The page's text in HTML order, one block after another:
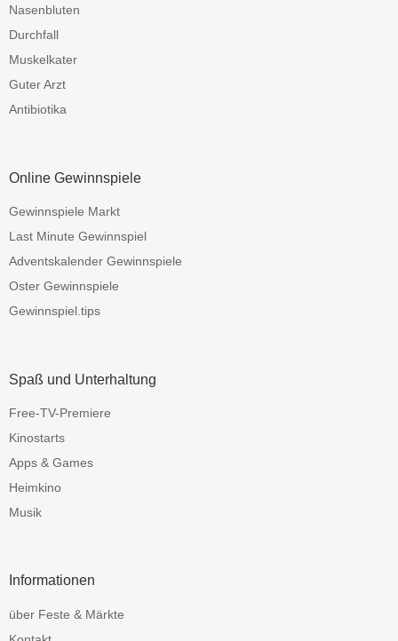
Nasenbluten
Durchfall
Muskelkater
Guter Arzt
Antibiotika
Online Gewinnspiele
Gewinnspiele Markt
Last Minute Gewinnspiel
Adventskalender Gewinnspiele
Oster Gewinnspiele
Gewinnspiel.tips
Spaß und Unterhaltung
Free-TV-Premiere
Kinostarts
Apps & Games
Heimkino
Musik
Informationen
über Feste & Märkte